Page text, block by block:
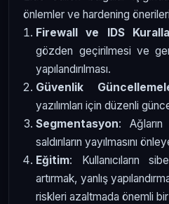
önlemler ve hardening önerileri
Firewall ve IDS
gözden geçirilmesi ve
yapılandırılması.
Güvenlik
yazılımları için düzenli
Segmentasyon: Ağların
saldırıların yayılmasını
Eğitim: Kullanıcıların
artırmak, yanlış
riskleri azaltmada önemli bir